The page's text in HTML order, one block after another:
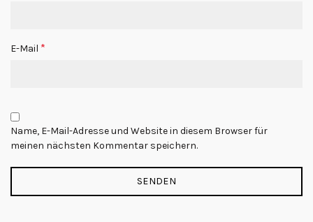
E-Mail *
Name, E-Mail-Adresse und Website in diesem Browser für
meinen nächsten Kommentar speichern.